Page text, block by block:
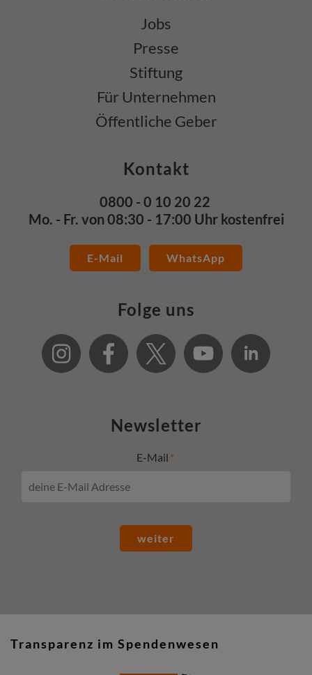
Jobs
Presse
Stiftung
Für Unternehmen
Öffentliche Geber
Kontakt
0800 - 0 10 20 22
Mo. - Fr. von 08:30 - 17:00 Uhr kostenfrei
E-Mail WhatsApp
Folge uns
Newsletter
E-Mail
weiter
Transparenz im Spendenwesen